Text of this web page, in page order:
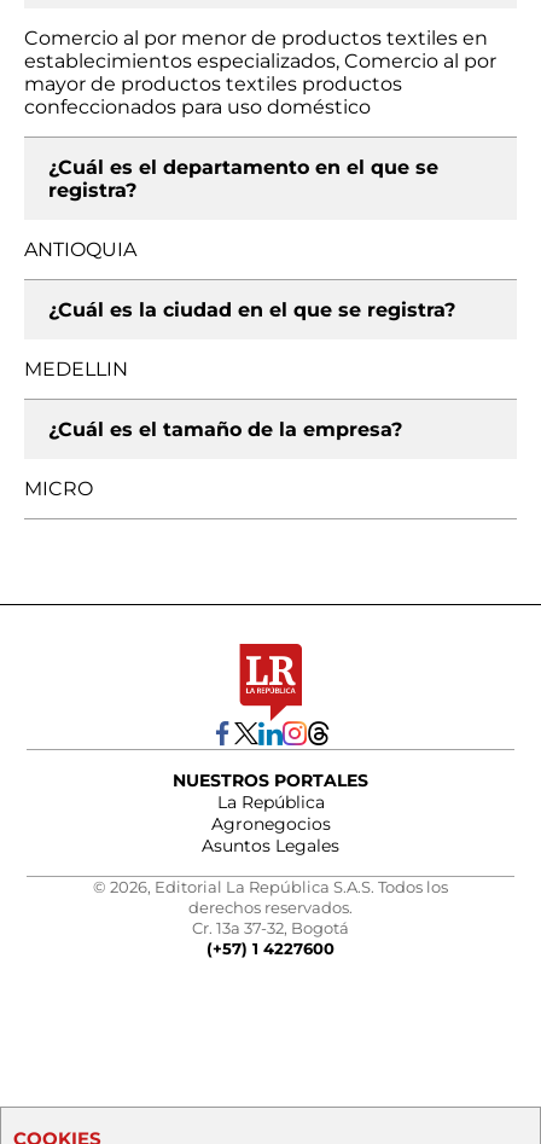
Comercio al por menor de productos textiles en
establecimientos especializados, Comercio al por
mayor de productos textiles productos
confeccionados para uso doméstico
¿Cuál es el departamento en el que se
registra?
ANTIOQUIA
¿Cuál es la ciudad en el que se registra?
MEDELLIN
¿Cuál es el tamaño de la empresa?
MICRO
NUESTROS PORTALES
La República
Agronegocios
Asuntos Legales
© 2026, Editorial La República S.A.S. Todos los
derechos reservados.
Cr. 13a 37-32, Bogotá
(+57) 1 4227600
COOKIES